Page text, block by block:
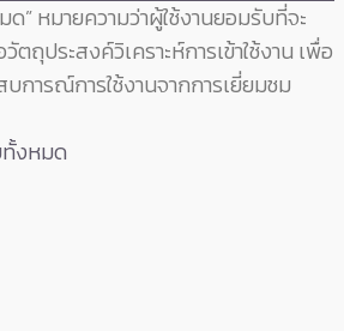
” หมายความว่าผู้ใช้งานยอมรับที่จะ
ตถุประสงค์วิเคราะห์การเข้าใช้งาน เพื่อ
การณ์การใช้งานจากการเยี่ยมชม
งหมด